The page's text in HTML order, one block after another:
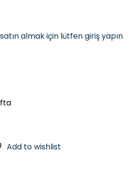
almak için lütfen giriş yapın
Add to wishlist